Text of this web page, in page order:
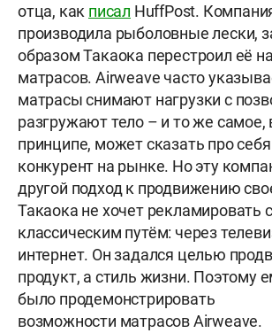
отца, как писал HuffPost.
производила рыболовные лески,
образом Такаока перестроил её
матрасов. Airweave часто
матрасы снимают нагрузки с
разгружают тело – и то же самое,
принципе, может сказать про
конкурент на рынке. Но эту
другой подход к продвижению
Такаока не хочет рекламировать
классическим путём: через
интернет. Он задался целью
продукт, а стиль жизни. Поэтому
было продемонстрировать
возможности матрасов Airweave.